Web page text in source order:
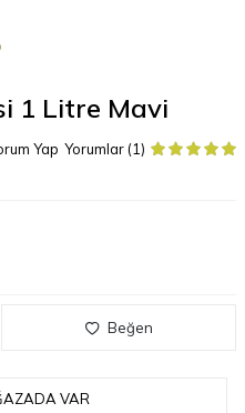
1 Litre Mavi
Yap Yorumlar (1)
Beğen
VAR